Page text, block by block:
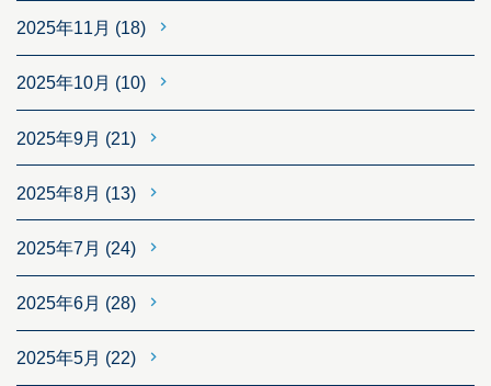
2025年11月 (18)
2025年10月 (10)
2025年9月 (21)
2025年8月 (13)
2025年7月 (24)
2025年6月 (28)
2025年5月 (22)